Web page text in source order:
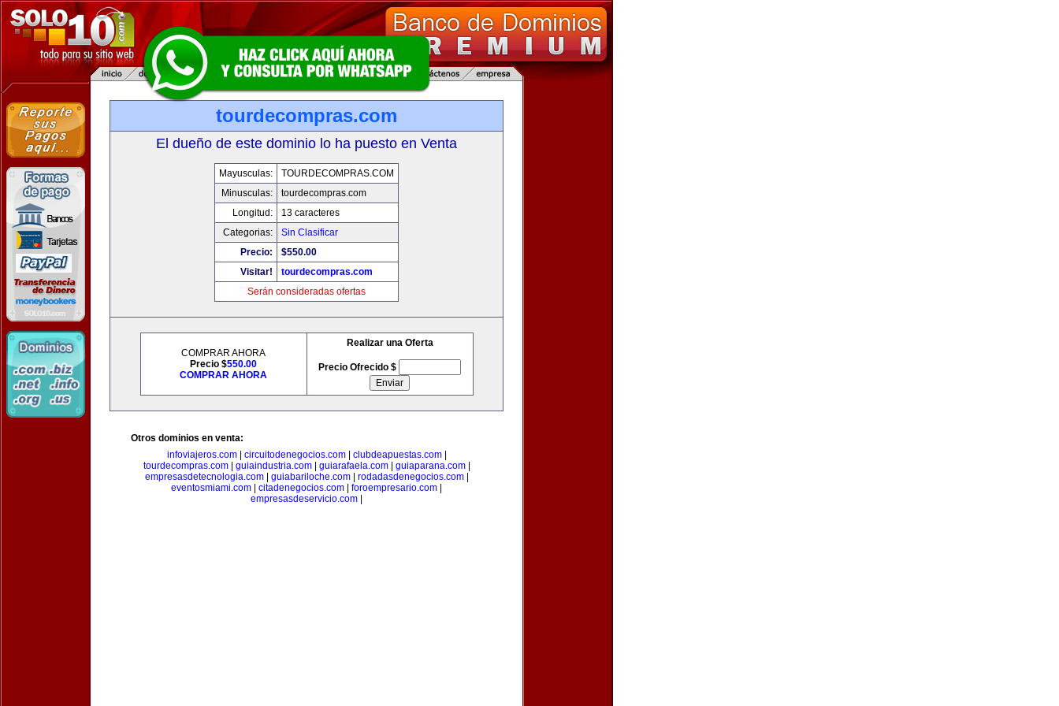
tourdecompras.com
El dueño de este dominio lo ha puesto en Venta
Mayusculas:
TOURDECOMPRAS.COM
Minusculas:
tourdecompras.com
Longitud:
13 caracteres
Categorias:
Sin Clasificar
Precio:
$550.00
Visitar!
tourdecompras.com
Serán consideradas ofertas
COMPRAR AHORA
Precio $550.00
COMPRAR AHORA
Realizar una Oferta
Precio Ofrecido $
Otros dominios en venta:
infoviajeros.com| circuitodenegocios.com| clubdeapuestas.com|
tourdecompras.com| guiaindustria.com| guiarafaela.com| guiaparana.com|
empresasdetecnologia.com| guiabariloche.com| rodadasdenegocios.com|
eventosmiami.com
citadenegocios.com foroempresario.com
empresasdeservicio.com